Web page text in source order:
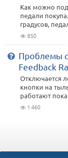
Как можно
педали
градусов,
850
Проблемы
Feedback
Отключается
кнопки на
работают
1 460